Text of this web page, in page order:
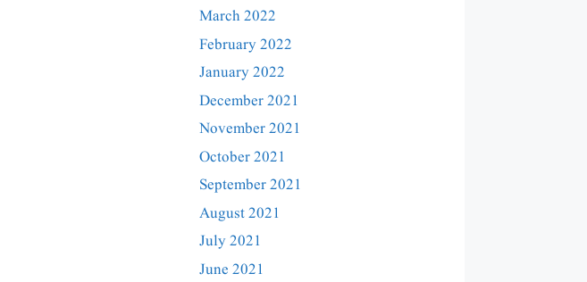
March 2022
February 2022
January 2022
December 2021
November 2021
October 2021
September 2021
August 2021
July 2021
June 2021